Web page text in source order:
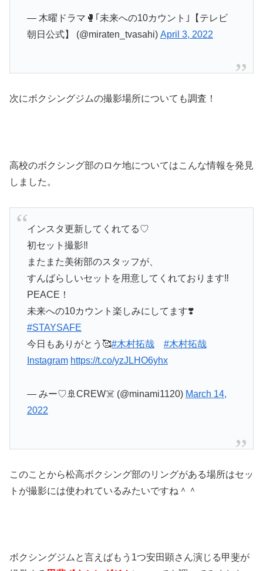
— 木曜ドラマ🥊｢未来への10カウント｣【テレビ
朝日公式】 (@miraten_tvasahi) April 3, 2022
次にボクシングジムの撮影場所についても調査！
高校のボクシング部のロケ地についてはこんな情報を発見
しました。
インスタ更新してくれてる♡
初セット撮影‼︎
またまた美術部のスタッフが、
すんばらしいセットを用意してくれております‼︎
PEACE！
未来への10カウント楽しみにしてます❣️
#STAYSAFE
今日もありがとう🥰#木村拓哉
#木村拓哉
Instagram https://t.co/yzJLHO6yhx
— みー♡🚢CREW☠️ (@minami1120) March 14,
2022
このことから松高ボクシング部のリングがある場所はセッ
トが撮影には使われているみたいですね＾＾
ボクシングジムと言えばもう1つ安田顕さん演じる甲斐が